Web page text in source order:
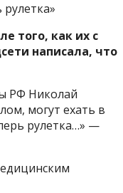
того, как их с
написала, что
РФ Николай
могут ехать в
рулетка…» —